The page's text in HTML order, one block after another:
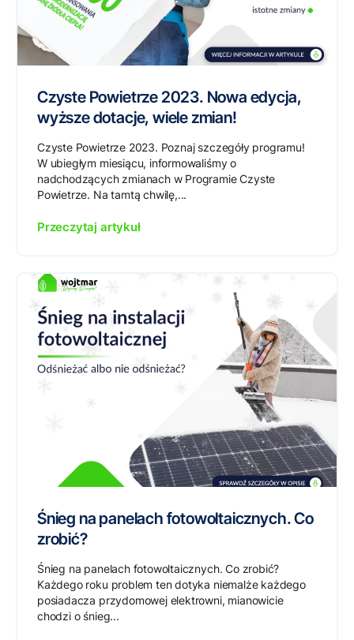
Czyste Powietrze 2023. Nowa edycja,
wyższe dotacje, wiele zmian!
Czyste Powietrze 2023. Poznaj szczegóły programu!
W ubiegłym miesiącu, informowaliśmy o
nadchodzących zmianach w Programie Czyste
Powietrze. Na tamtą chwilę,...
Przeczytaj artykuł
Śnieg na panelach fotowoltaicznych. Co
zrobić?
Śnieg na panelach fotowoltaicznych. Co zrobić?
Każdego roku problem ten dotyka niemalże każdego
posiadacza przydomowej elektrowni, mianowicie
chodzi o śnieg...